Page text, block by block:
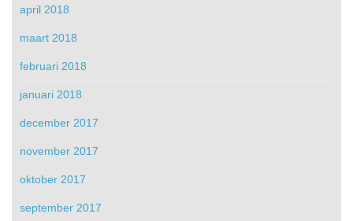
april 2018
maart 2018
februari 2018
januari 2018
december 2017
november 2017
oktober 2017
september 2017